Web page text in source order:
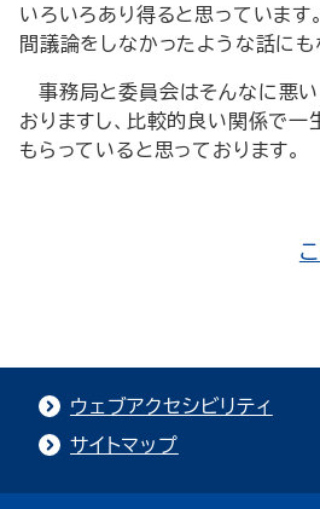
いろいろあり得ると思っています
間議論をしなかったような話にも
事務局と委員会はそんなに悪
おりますし、比較的良い関係で
もらっていると思っております。
ウェブアクセシビリティ
サイトマップ